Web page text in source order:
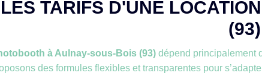
TARIFS D'UNE
à Aulnay-sous-Bois (93) dépend principalement
des formules flexibles et transparentes pour